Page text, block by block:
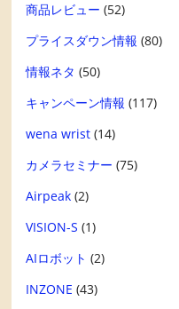
商品レビュー (52)
プライスダウン情報 (80)
情報ネタ (50)
キャンペーン情報 (117)
wena wrist (14)
カメラセミナー (75)
Airpeak (2)
VISION-S (1)
AIロボット (2)
INZONE (43)